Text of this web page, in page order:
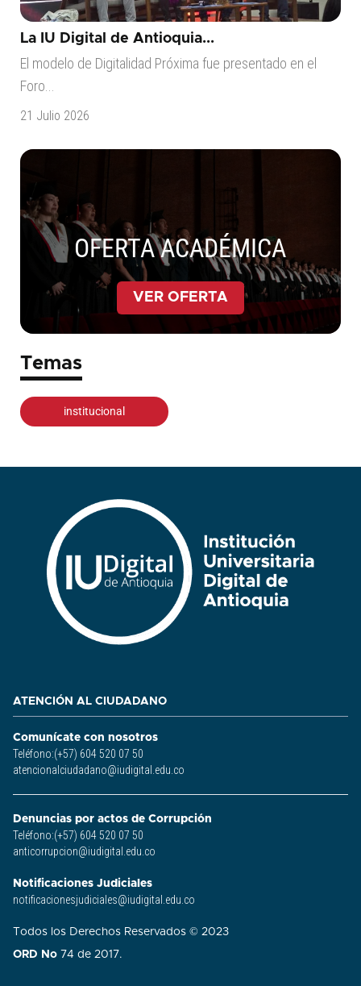
La IU Digital de Antioquia...
El modelo de Digitalidad Próxima fue presentado en el
Foro...
21 Julio 2026
OFERTA ACADÉMICA
VER OFERTA
Temas
institucional
ATENCIÓN AL CIUDADANO
Comunícate con nosotros
Teléfono:(+57) 604 520 07 50
atencionalciudadano@iudigital.edu.co
Denuncias por actos de Corrupción
Teléfono:(+57) 604 520 07 50
anticorrupcion@iudigital.edu.co
Notificaciones Judiciales
notificacionesjudiciales@iudigital.edu.co
Todos los Derechos Reservados © 2023
ORD No 74 de 2017.